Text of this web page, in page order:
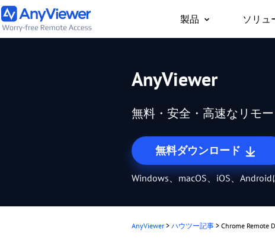
製品
セス
ソリュ
AnyViewer
無料・安全・高速なリモ
無料ダウンロード
Windows、macOS、iOS、
AnyViewer > ハウツー記事 > Chrome Remote